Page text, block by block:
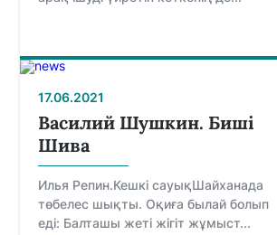
17.06.2021
Василий Шушкин. Биші
Шива
Илья Репин.Кешкі сауықШайханада
төбeлeс шықты. Оқиға былай болып
eді: Балташы жeті жігіт жұмыст...